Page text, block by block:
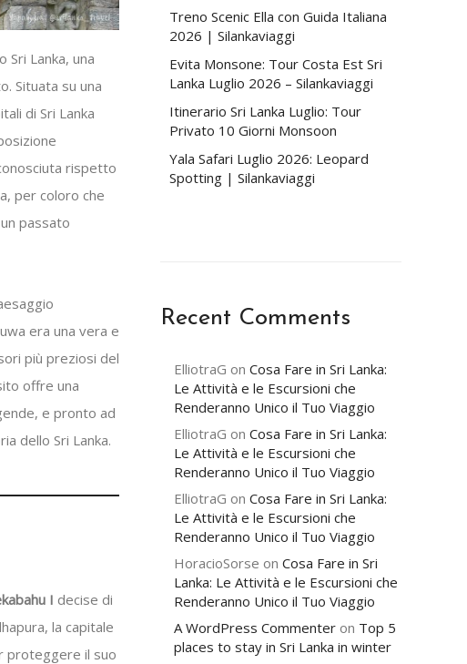
Sri Lanka, una
Situata su una
di Sri Lanka
rispetto
per coloro che
passato
era una vera e
più preziosi del
offre una
e pronto ad
dello Sri Lanka.
I decise di
la capitale
proteggere il suo
Treno Scenic Ella con Guida Italiana
2026 | Silankaviaggi
Evita Monsone: Tour Costa Est Sri
Lanka Luglio 2026 – Silankaviaggi
Itinerario Sri Lanka Luglio: Tour
Privato 10 Giorni Monsoon
Yala Safari Luglio 2026: Leopard
Spotting | Silankaviaggi
Recent Comments
ElliotraG on Cosa Fare in Sri Lanka:
Le Attività e le Escursioni che
Renderanno Unico il Tuo Viaggio
ElliotraG on Cosa Fare in Sri Lanka:
Le Attività e le Escursioni che
Renderanno Unico il Tuo Viaggio
ElliotraG on Cosa Fare in Sri Lanka:
Le Attività e le Escursioni che
Renderanno Unico il Tuo Viaggio
HoracioSorse on Cosa Fare in Sri
Lanka: Le Attività e le Escursioni che
Renderanno Unico il Tuo Viaggio
A WordPress Commenteron Top 5
places to stay in Sri Lanka in winter